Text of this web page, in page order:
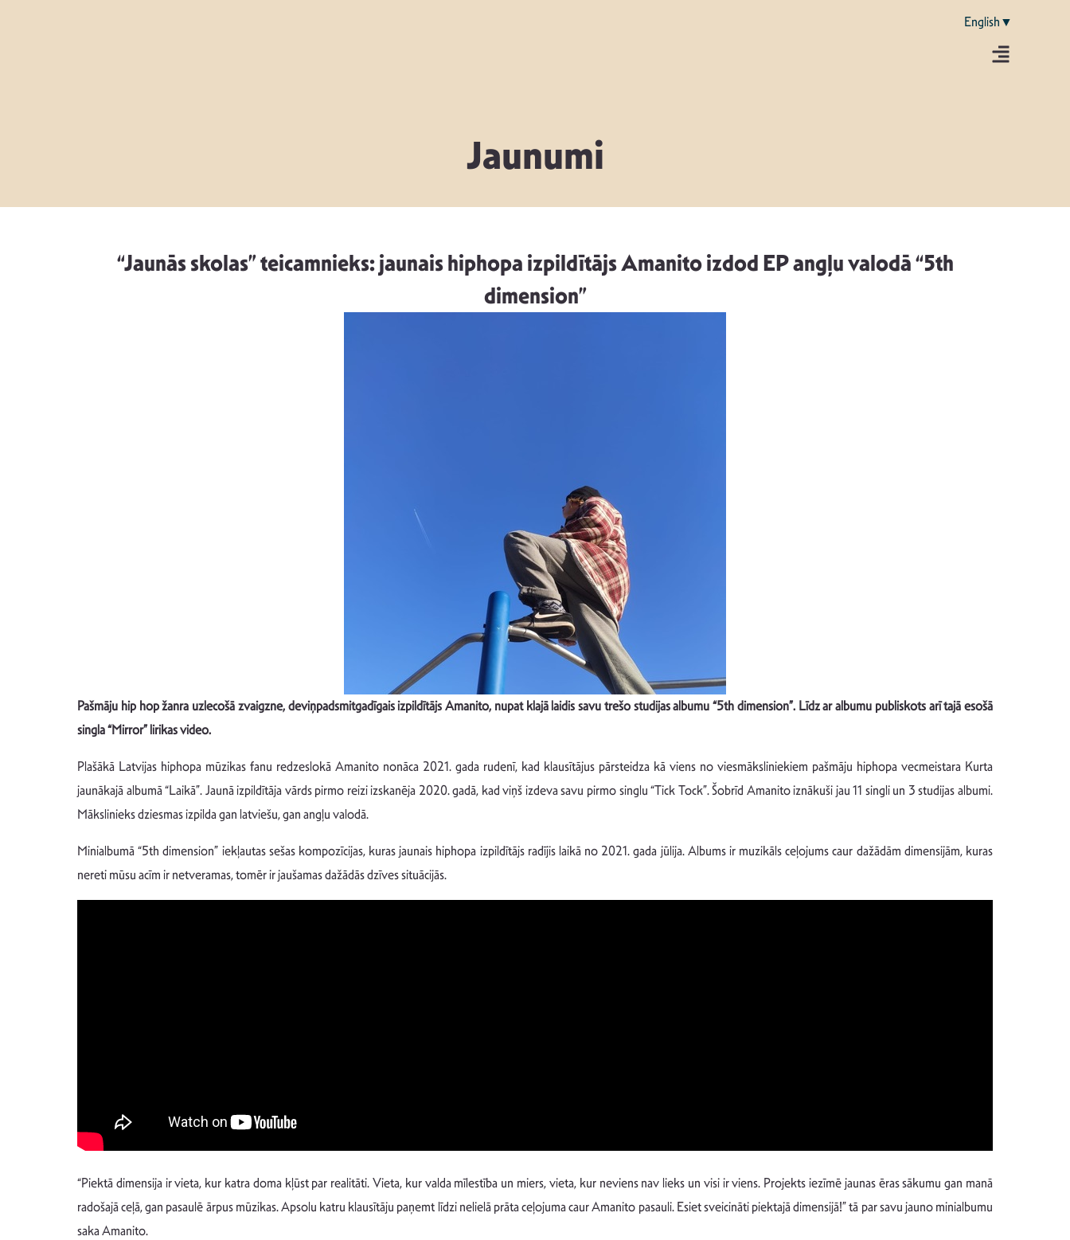
English▼
Jaunumi
“Jaunās skolas” teicamnieks: jaunais hiphopa izpildītājs Amanito izdod EP angļu valodā “5th
dimension”
Pašmāju hip hop žanra uzlecošā zvaigzne, deviņpadsmitgadīgais izpildītājs Amanito, nupat klajā laidis savu trešo studijas albumu “5th dimension”. Līdz ar albumu publiskots arī tajā esošā
singla “Mirror” lirikas video.
Plašākā Latvijas hiphopa mūzikas fanu redzeslokā Amanito nonāca 2021. gada rudenī, kad klausītājus pārsteidza kā viens no viesmāksliniekiem pašmāju hiphopa vecmeistara Kurta
jaunākajā albumā “Laikā”. Jaunā izpildītāja vārds pirmo reizi izskanēja 2020. gadā, kad viņš izdeva savu pirmo singlu “Tick Tock”. Šobrīd Amanito iznākuši jau 11 singli un 3 studijas albumi.
Mākslinieks dziesmas izpilda gan latviešu, gan angļu valodā.
Minialbumā “5th dimension” iekļautas sešas kompozīcijas, kuras jaunais hiphopa izpildītājs radījis laikā no 2021. gada jūlija. Albums ir muzikāls ceļojums caur dažādām dimensijām, kuras
nereti mūsu acīm ir netveramas, tomēr ir jaušamas dažādās dzīves situācijās.
“Piektā dimensija ir vieta, kur katra doma kļūst par realitāti. Vieta, kur valda mīlestība un miers, vieta, kur neviens nav lieks un visi ir viens. Projekts iezīmē jaunas ēras sākumu gan manā
radošajā ceļā, gan pasaulē ārpus mūzikas. Apsolu katru klausītāju paņemt līdzi nelielā prāta ceļojuma caur Amanito pasauli. Esiet sveicināti piektajā dimensijā!” tā par savu jauno minialbumu
saka Amanito.